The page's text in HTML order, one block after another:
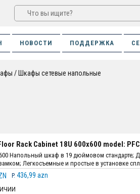
НОВОСТИ ПОДДЕРЖКА
Шкафы сетевые напольные
Rack Cabinet 18U 600x600 model:
Напольный шкаф в 19 дюймовом стандарте;
замком; Легкосъемные и простые в установке
Толщина стали: монтажный профиль - 2 мм,
2 вентилятора + 1 полка + 4 ролика;
P. 436,99 azn